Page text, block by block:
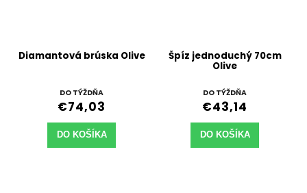
Diamantová brúska Olive
DO TÝŽDŇA
€74,03
DO KOŠÍKA
Špíz jednoduchý 70cm
Olive
DO TÝŽDŇA
€43,14
DO KOŠÍKA